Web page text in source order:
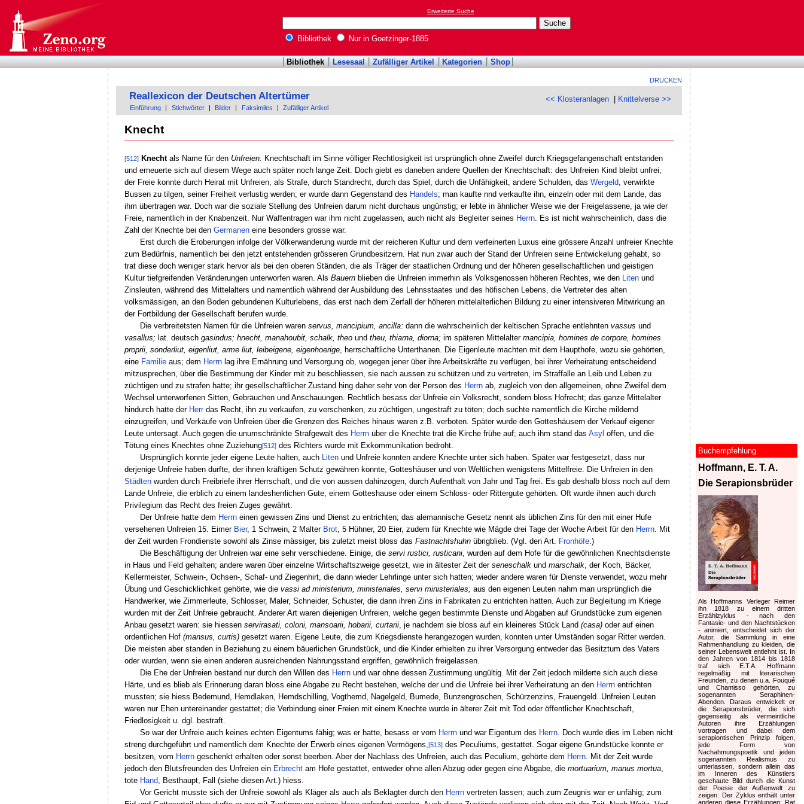
Erweiterte Suche
Bibliothek Nur in Goetzinger-1885
Bibliothek Lesesaal Zufälliger Artikel Kategorien Shop
DRUCKEN
<< Klosteranlagen Knittelverse >>
Reallexicon der Deutschen Altertümer
Einführung Stichwörter Bilder Faksimiles Zufälliger Artikel
Knecht
[512] Knechtals Name für den Unfreien.
Knechtschaft im Sinne völliger Rechtlosigkeit ist ursprünglich ohne Zweifel durch Kriegsgefangenschaft entstanden
und erneuerte sich auf diesem Wege auch später noch lange Zeit. Doch giebt es daneben andere Quellen der Knechtschaft: des Unfreien Kind bleibt unfrei,
der Freie konnte durch Heirat mit Unfreien, als Strafe, durch Standrecht, durch das Spiel, durch die Unfähigkeit, andere Schulden, das Wergeld , verwirkte
Bussen zu tilgen, seiner Freiheit verlustig werden; er wurde dann Gegenstand des Handels; man kaufte nnd verkaufte ihn, einzeln oder mit dem Lande, das
ihm übertragen war. Doch war die soziale Stellung des Unfreien darum nicht durchaus ungünstig; er lebte in ähnlicher Weise wie der Freigelassene, ja wie der
Freie, namentlich in der Knabenzeit. Nur Waffentragen war ihm nicht zugelassen, auch nicht als Begleiter seines Herrn. Es ist nicht wahrscheinlich, dass die
Zahl der Knechte bei den Germaneneine besonders grosse war.
Erst durch die Eroberungen infolge der Völkerwanderung wurde mit der reicheren Kultur und dem verfeinerten Luxus eine grössere Anzahl unfreier Knechte
zum Bedürfnis, namentlich bei den jetzt entstehenden grösseren Grundbesitzern. Hat nun zwar auch der Stand der Unfreien seine Entwickelung gehabt, so
trat diese doch weniger stark hervor als bei den oberen Ständen, die als Träger der staatlichen Ordnung und der höheren gesellschaftlichen und geistigen
Kultur tiefgreifenden Veränderungen unterworfen waren. Als Bauernblieben die Unfreien immerhin als Volksgenossen höheren Rechtes, wie den Litenund
Zinsleuten, während des Mittelalters und namentlich während der Ausbildung des Lehnsstaates und des höfischen Lebens, die Vertreter des alten
volksmässigen, an den Boden gebundenen Kulturlebens, das erst nach dem Zerfall der höheren mittelalterlichen Bildung zu einer intensiveren Mitwirkung an
der Fortbildung der Gesellschaft berufen wurde.
Die verbreitetsten Namen für die Unfreien warenservus, mancipium, ancilla: dann die wahrscheinlich der keltischen Sprache entlehntenvassus und
vasallus; lat. deutsch gasindus; hnecht, manahoubit, schalk, theound theu, thiarna, diorna; im späteren Mittelalter mancipia, homines de corpore, homines
proprii, sonderliut, eigenliut, arme liut, leibeigene, eigenhoerige, herrschaftliche Unterthanen. Die Eigenleute machten mit dem Haupthofe, wozu sie gehörten,
eine Familieaus; dem Herrnlag ihre Ernährung und Versorgung ob, wogegen jener über ihre Arbeitskräfte zu verfügen, bei ihrer Verheiratung entscheidend
mitzusprechen, über die Bestimmung der Kinder mit zu beschliessen, sie nach aussen zu schützen und zu vertreten, im Straffalle an Leib und Leben zu
züchtigen und zu strafen hatte; ihr gesellschaftlicher Zustand hing daher sehr von der Person des Herrnab, zugleich von den allgemeinen, ohne Zweifel dem
Wechsel unterworfenen Sitten, Gebräuchen und Anschauungen. Rechtlich besass der Unfreie ein Volksrecht, sondern bloss Hofrecht; das ganze Mittelalter
hindurch hatte der Herrdas Recht, ihn zu verkaufen, zu verschenken, zu züchtigen, ungestraft zu töten; doch suchte namentlich die Kirche mildernd
einzugreifen, und Verkäufe von Unfreien über die Grenzen des Reiches hinaus waren z.B. verboten. Später wurde den Gotteshäusern der Verkauf eigener
Leute untersagt. Auch gegen die unumschränkte Strafgewalt des Herrnüber die Knechte trat die Kirche frühe auf; auch ihm stand das Asyl offen, und die
Tötung eines Knechtes ohne Zuziehung[512]des Richters wurde mit Exkommunikation bedroht.
Ursprünglich konnte jeder eigene Leute halten, auch
Liten und Unfreie konnten andere Knechte unter sich haben. Später war festgesetzt, dass nur
derjenige Unfreie haben durfte, der ihnen kräftigen Schutz gewähren konnte, Gotteshäuser und von Weltlichen wenigstens Mittelfreie. Die Unfreien in den
Städtenwurden durch Freibriefe ihrer Herrschaft, und die von aussen dahinzogen, durch Aufenthalt von Jahr und Tag frei. Es gab deshalb bloss noch auf dem
Lande Unfreie, die erblich zu einem landesherrlichen Gute, einem Gotteshause oder einem Schloss- oder Rittergute gehörten. Oft wurde ihnen auch durch
Privilegium das Recht des freien Zuges gewährt.
Der Unfreie hatte dem Herrn einen gewissen Zins und Dienst zu entrichten; das alemannische Gesetz nennt als üblichen Zins für den mit einer Hufe
versehenen Unfreien 15. Eimer Bier, 1 Schwein, 2 Malter Brot, 5 Hühner, 20 Eier, zudem für Knechte wie Mägde drei Tage der Woche Arbeit für den Herrn. Mit
der Zeit wurden Frondienste sowohl als Zinse mässiger, bis zuletzt meist bloss das Fastnachtshuhnübrigblieb. (Vgl. den Art. Fronhöfe.)
Die Beschäftigung der Unfreien war eine sehr verschiedene. Einige, dieservi rustici, rusticani , wurden auf dem Hofe für die gewöhnlichen Knechtsdienste
in Haus und Feld gehalten; andere waren über einzelne Wirtschaftszweige gesetzt, wie in ältester Zeit der seneschalkund marschalk, der Koch, Bäcker,
Kellermeister, Schwein-, Ochsen-, Schaf- und Ziegenhirt, die dann wieder Lehrlinge unter sich hatten; wieder andere waren für Dienste verwendet, wozu mehr
Übung und Geschicklichkeit gehörte, wie die vassi ad ministerium, ministeriales, servi ministeriales; aus den eigenen Leuten nahm man ursprünglich die
Handwerker, wie Zimmerleute, Schlosser, Maler, Schneider, Schuster, die dann ihren Zins in Fabrikaten zu entrichten hatten. Auch zur Begleitung im Kriege
wurden mit der Zeit Unfreie gebraucht. Anderer Art waren diejenigen Unfreien, welche gegen bestimmte Dienste und Abgaben auf Grundstücke zum eigenen
Anbau gesetzt waren: sie hiessen servirasati, coloni, mansoarii, hobarii, curtarii, je nachdem sie bloss auf ein kleineres Stück Land (casa)oder auf einen
ordentlichen Hof (mansus, curtis)gesetzt waren. Eigene Leute, die zum Kriegsdienste herangezogen wurden, konnten unter Umständen sogar Ritter werden.
Die meisten aber standen in Beziehung zu einem bäuerlichen Grundstück, und die Kinder erhielten zu ihrer Versorgung entweder das Besitztum des Vaters
oder wurden, wenn sie einen anderen ausreichenden Nahrungsstand ergriffen, gewöhnlich freigelassen.
Die Ehe der Unfreien bestand nur durch den Willen des Herrn und war ohne dessen Zustimmung ungültig. Mit der Zeit jedoch milderte sich auch diese
Härte, und es blieb als Erinnerung daran bloss eine Abgabe zu Recht bestehen, welche der und die Unfreie bei ihrer Verheiratung an den Herrnentrichten
mussten; sie hiess Bedemund, Hemdlaken, Hemdschilling, Vogthemd, Nagelgeld, Bumede, Bunzengroschen, Schürzenzins, Frauengeld. Unfreien Leuten
waren nur Ehen untereinander gestattet; die Verbindung einer Freien mit einem Knechte wurde in älterer Zeit mit Tod oder öffentlicher Knechtschaft,
Friedlosigkeit u. dgl. bestraft.
So war der Unfreie auch keines echten Eigentums fähig; was er hatte, besass er vom Herrn und war Eigentum des Herrn . Doch wurde dies im Leben nicht
streng durchgeführt und namentlich dem Knechte der Erwerb eines eigenen Vermögens, [513]des Peculiums, gestattet. Sogar eigene Grundstücke konnte er
besitzen, vom Herrngeschenkt erhalten oder sonst beerben. Aber der Nachlass des Unfreien, auch das Peculium, gehörte dem Herrn. Mit der Zeit wurde
jedoch den Blutsfreunden des Unfreien ein Erbrechtam Hofe gestattet, entweder ohne allen Abzug oder gegen eine Abgabe, die mortuarium, manus mortua,
tote Hand , Besthaupt, Fall (siehe diesen Art.) hiess.
Vor Gericht musste sich der Unfreie sowohl als Kläger als auch als Beklagter durch den Herrn vertreten lassen; auch zum Zeugnis war er unfähig; zum
Buchempfehlung
Hoffmann, E. T. A.
Die Serapionsbrüder
Als Hoffmanns Verleger Reimer
ihn 1818 zu einem dritten
Erzählzyklus - nach den
Fantasie- und den Nachtstücken
- animiert, entscheidet sich der
Autor, die Sammlung in eine
Rahmenhandlung zu kleiden, die
seiner Lebenswelt entlehnt ist. In
den Jahren von 1814 bis 1818
traf sich E.T.A. Hoffmann
regelmäßig mit literarischen
Freunden, zu denen u.a. Fouqué
und Chamisso gehörten, zu
sogenannten Seraphinen-
Abenden. Daraus entwickelt er
die Serapionsbrüder, die sich
gegenseitig als vermeintliche
Autoren ihre Erzählungen
vortragen und dabei dem
serapiontischen Prinzip folgen,
jede Form von
Nachahmungspoetik und jeden
sogenannten Realismus zu
unterlassen, sondern allein das
im Inneren des Künstlers
geschaute Bild durch die Kunst
der Poesie der Außenwelt zu
zeigen. Der Zyklus enthält unter
anderen diese Erzählungen: Rat